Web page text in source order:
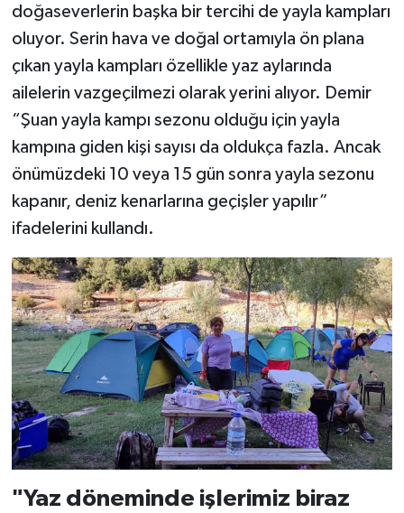
doğaseverlerin başka bir tercihi de yayla kampları
oluyor. Serin hava ve doğal ortamıyla ön plana
çıkan yayla kampları özellikle yaz aylarında
ailelerin vazgeçilmezi olarak yerini alıyor. Demir
“Şuan yayla kampı sezonu olduğu için yayla
kampına giden kişi sayısı da oldukça fazla. Ancak
önümüzdeki 10 veya 15 gün sonra yayla sezonu
kapanır, deniz kenarlarına geçişler yapılır”
ifadelerini kullandı.
"Yaz döneminde işlerimiz biraz